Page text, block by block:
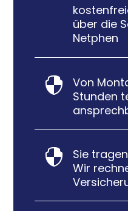
über die
Netphen

Von
Stunden

Sie
Wir